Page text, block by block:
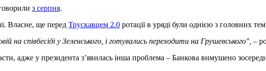
з серпня.
Власне, ще перед Трускавцем 2.0 ротації в уряді були однією з головних
на співбесіді у Зеленського, і готувались переходити на Грушевського", –
адже у президента з’явилась інша проблема – Банкова вимушено